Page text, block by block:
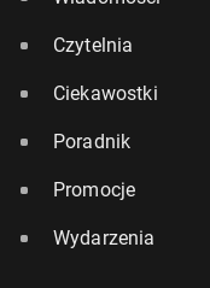
Czytelnia
Ciekawostki
Poradnik
Promocje
Wydarzenia